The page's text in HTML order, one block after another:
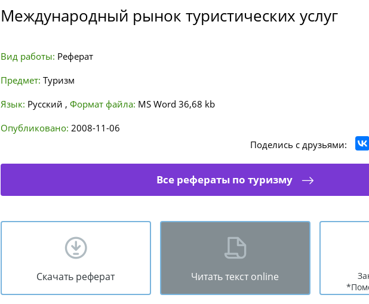
Международный рынок туристических услуг
Вид работы: Реферат
Предмет: Туризм
Язык: Русский , Формат файла: MS Word 36,68 kb
Опубликовано: 2008-11-06
Поделись с друзьями:
Все рефераты по туризму
Скачать реферат Читать текст online